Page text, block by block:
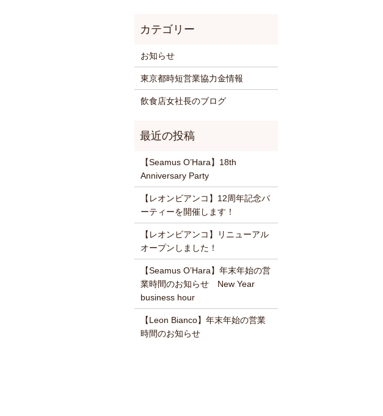
お知らせ
東京都時短営業協力金情報
飲食店女社長のブログ
【Seamus O’Hara】18th
Anniversary Party
【レオンビアンコ】12周年記念パ
ーティーを開催します！
【レオンビアンコ】リニューアル
オープンしました！
【Seamus O’Hara】年末年始の営
業時間のお知らせ New Year
business hour
【Leon Bianco】年末年始の営業
時間のお知らせ